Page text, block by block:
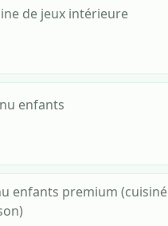
de jeux intérieure
enfants
enfants premium (cuisiné